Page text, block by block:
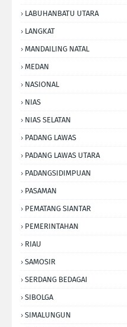
LABUHANBATU UTARA
LANGKAT
MANDAILING NATAL
MEDAN
NASIONAL
NIAS
NIAS SELATAN
PADANG LAWAS
PADANG LAWAS UTARA
PADANGSIDIMPUAN
PASAMAN
PEMATANG SIANTAR
PEMERINTAHAN
RIAU
SAMOSIR
SERDANG BEDAGAI
SIBOLGA
SIMALUNGUN